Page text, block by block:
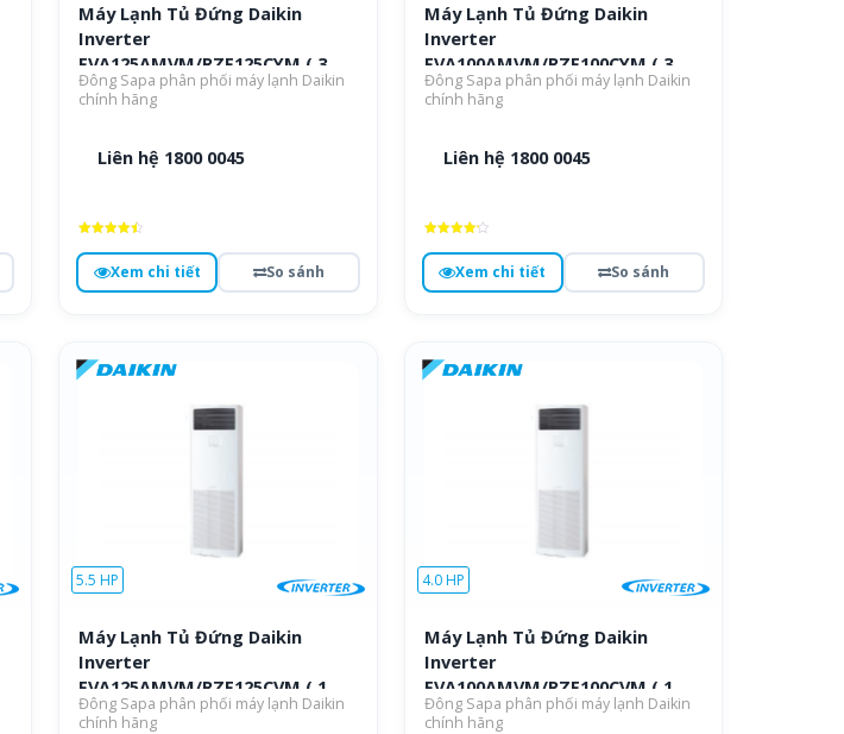
Máy Lạnh Tủ Đứng Daikin
Inverter
FVA125AMVM/RZF125CYM ( 3
pha )
Đông Sapa phân phối máy lạnh Daikin
chính hãng
Liên hệ 1800 0045
hạng
4.5
5 saoXem chi tiết So sánh
Máy Lạnh Tủ Đứng Daikin
Inverter
FVA100AMVM/RZF100CYM ( 3
Pha )
Đông Sapa phân phối máy lạnh Daikin
chính hãng
Liên hệ 1800 0045
hạng
4.3
5 saoXem chi tiết So sánh
5.5 HP
Máy Lạnh Tủ Đứng Daikin
Inverter
FVA125AMVM/RZF125CVM ( 1
Pha )
Đông Sapa phân phối máy lạnh Daikin
chính hãng
4.0 HP
Máy Lạnh Tủ Đứng Daikin
Inverter
FVA100AMVM/RZF100CVM ( 1
Pha )
Đông Sapa phân phối máy lạnh Daikin
chính hãng